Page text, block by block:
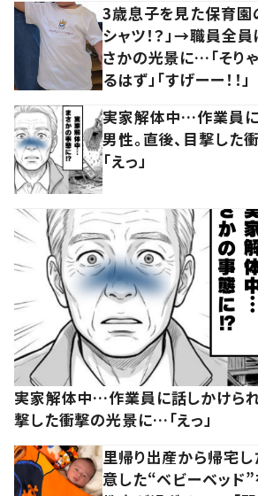
3歳息子を見た保育園
シャツ！？」→職員全
さかの光景に…「そり
るはず」「すげーー！！」
実家解体中…作業員
男性。直後、目撃し
「えっ」
実家解体中…作業員に話しかけられ
撃した衝撃の光景に…「えっ」
里帰り出産から帰宅
意した“ベビーベッド